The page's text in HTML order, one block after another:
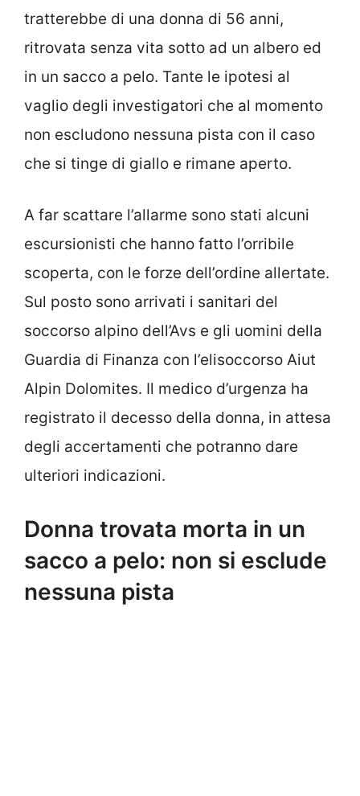
tratterebbe di una donna di 56 anni,
ritrovata senza vita sotto ad un albero ed
in un sacco a pelo. Tante le ipotesi al
vaglio degli investigatori che al momento
non escludono nessuna pista con il caso
che si tinge di giallo e rimane aperto.
A far scattare l’allarme sono stati alcuni
escursionisti che hanno fatto l’orribile
scoperta, con le forze dell’ordine allertate.
Sul posto sono arrivati i sanitari del
soccorso alpino dell’Avs e gli uomini della
Guardia di Finanza con l’elisoccorso Aiut
Alpin Dolomites. Il medico d’urgenza ha
registrato il decesso della donna, in attesa
degli accertamenti che potranno dare
ulteriori indicazioni.
Donna trovata morta in un
sacco a pelo: non si esclude
nessuna pista